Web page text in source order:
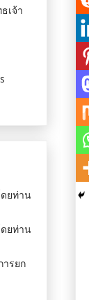
เจ้า
ดยท่าน
ดยท่าน
ารยก